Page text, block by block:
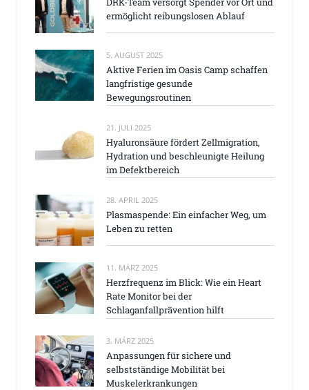
ermöglicht reibungslosen Ablauf
5. AUGUST 2025
Aktive Ferien im Oasis Camp schaffen
langfristige gesunde
Bewegungsroutinen
21. JULI 2025
Hyaluronsäure fördert Zellmigration,
Hydration und beschleunigte Heilung
im Defektbereich
28. APRIL 2025
Plasmaspende: Ein einfacher Weg, um
Leben zu retten
11. MÄRZ 2025
Herzfrequenz im Blick: Wie ein Heart
Rate Monitor bei der
Schlaganfallprävention hilft
3. MÄRZ 2025
Anpassungen für sichere und
selbstständige Mobilität bei
Muskelerkrankungen